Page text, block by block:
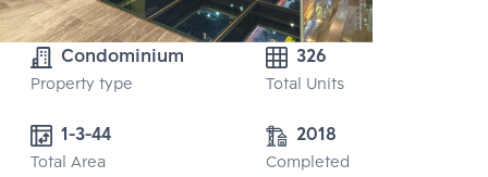
Condominium
Property type
326
Total Units
1-3-44
Total Area
2018
Completed